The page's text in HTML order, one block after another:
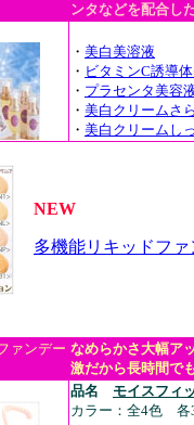
ンタなどを配合し
・ 美白美溶液
・ ビタミンC誘導
・ プラセンタ美容
・ 美白クリームさ
・ 美白クリームし
NEW
多機能リキッドフ
ァンデー なめらかさ大幅ア
激だから長時間で
品名 モイスフィ
カラー：全4色 各